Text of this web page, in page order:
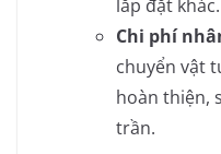
lắp đặt khác.
Chi phí
chuyển vật
hoàn thiện,
trần.